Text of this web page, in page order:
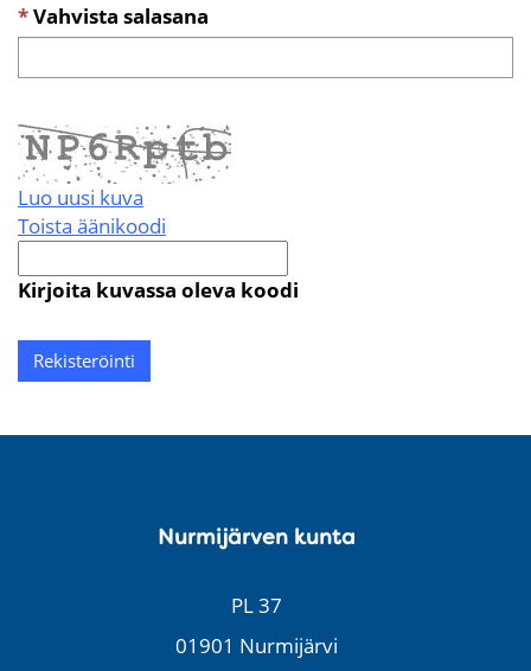
Vahvista salasana
Luo uusi kuva
Toista äänikoodi
kuva
valmis
Kirjoita kuvassa oleva koodi
Nurmijärven kunta
PL 37
01901 Nurmijärvi